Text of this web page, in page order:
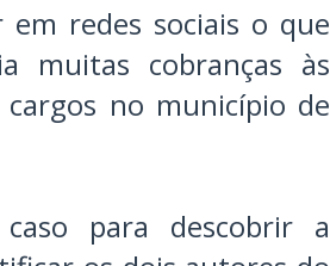
redes sociais o que
muitas cobranças às
no município de
para descobrir a